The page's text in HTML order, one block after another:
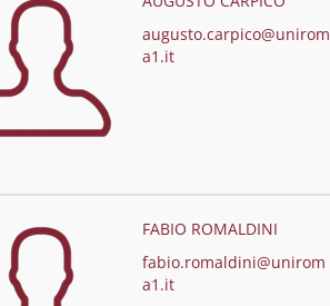
augusto.carpico@unirom
a1.it
FABIO ROMALDINI
fabio.romaldini@unirom
a1.it